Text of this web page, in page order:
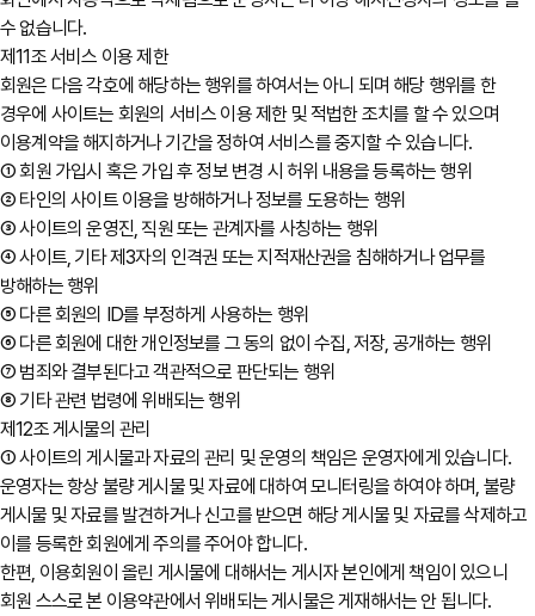
수 없습니다.
제11조 서비스 이용 제한
회원은 다음 각호에 해당하는 행위를 하여서는 아니 되며 해당 행위를 한
경우에 사이트는 회원의 서비스 이용 제한 및 적법한 조치를 할 수 있으며
이용계약을 해지하거나 기간을 정하여 서비스를 중지할 수 있습니다.
① 회원 가입시 혹은 가입 후 정보 변경 시 허위 내용을 등록하는 행위
② 타인의 사이트 이용을 방해하거나 정보를 도용하는 행위
③ 사이트의 운영진, 직원 또는 관계자를 사칭하는 행위
④ 사이트, 기타 제3자의 인격권 또는 지적재산권을 침해하거나 업무를
방해하는 행위
⑤ 다른 회원의 ID를 부정하게 사용하는 행위
⑥ 다른 회원에 대한 개인정보를 그 동의 없이 수집, 저장, 공개하는 행위
⑦ 범죄와 결부된다고 객관적으로 판단되는 행위
⑧ 기타 관련 법령에 위배되는 행위
제12조 게시물의 관리
① 사이트의 게시물과 자료의 관리 및 운영의 책임은 운영자에게 있습니다.
운영자는 항상 불량 게시물 및 자료에 대하여 모니터링을 하여야 하며, 불량
게시물 및 자료를 발견하거나 신고를 받으면 해당 게시물 및 자료를 삭제하고
이를 등록한 회원에게 주의를 주어야 합니다.
한편, 이용회원이 올린 게시물에 대해서는 게시자 본인에게 책임이 있으니
회원 스스로 본 이용약관에서 위배되는 게시물은 게재해서는 안 됩니다.